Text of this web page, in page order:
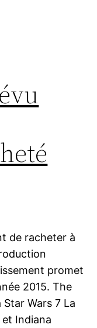
de racheter à
promet
2015. The
Wars 7 La
Indiana